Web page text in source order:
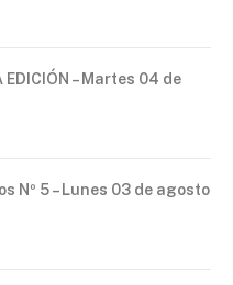
EDICIÓN – Martes 04 de
Nº 5 – Lunes 03 de agosto